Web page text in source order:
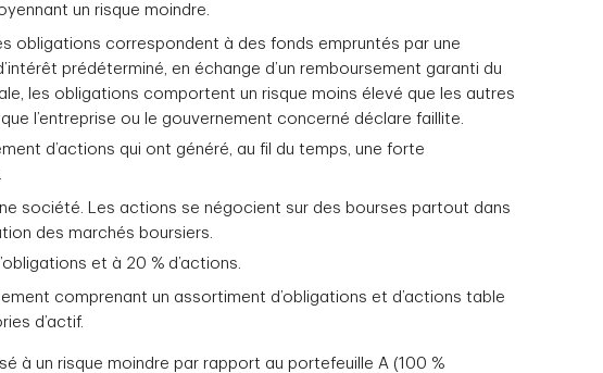
un risque moindre.
obligations correspondent à des fonds empruntés par une
prédéterminé, en échange d’un remboursement garanti du
les obligations comportent un risque moins élevé que les autres
l’entreprise ou le gouvernement concerné déclare faillite.
d’actions qui ont généré, au fil du temps, une forte
société. Les actions se négocient sur des bourses partout dans
des marchés boursiers.
et à 20 % d’actions.
comprenant un assortiment d’obligations et d’actions table
d’actif.
à un risque moindre par rapport au portefeuille A (100 %